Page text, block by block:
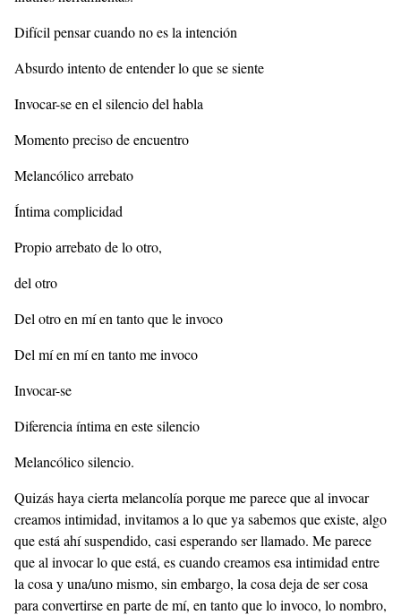
Difícil pensar cuando no es la intención
Absurdo intento de entender lo que se siente
Invocar-se en el silencio del habla
Momento preciso de encuentro
Melancólico arrebato
Íntima complicidad
Propio arrebato de lo otro,
del otro
Del otro en mí en tanto que le invoco
Del mí en mí en tanto me invoco
Invocar-se
Diferencia íntima en este silencio
Melancólico silencio.
Quizás haya cierta melancolía porque me parece que al invocar
creamos intimidad, invitamos a lo que ya sabemos que existe, algo
que está ahí suspendido, casi esperando ser llamado. Me parece
que al invocar lo que está, es cuando creamos esa intimidad entre
la cosa y una/uno mismo, sin embargo, la cosa deja de ser cosa
para convertirse en parte de mí, en tanto que lo invoco, lo nombro,